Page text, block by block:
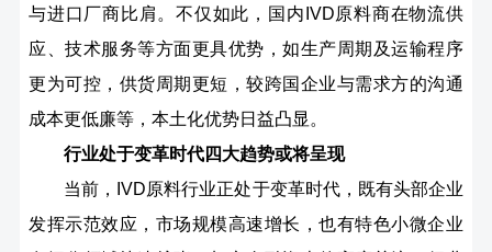
与进口厂商比肩。不仅如此，国内IVD原料商在物流供
应、技术服务等方面更具优势，如生产周期及运输程序
更为可控，供货周期更短，较跨国企业与需求方的沟通
成本更低廉等，本土化优势日益凸显。
行业处于变革时代四大趋势或将呈现
当前，IVD原料行业正处于变革时代，既有头部企业
发挥示范效应，市场规模高速增长，也有特色小微企业